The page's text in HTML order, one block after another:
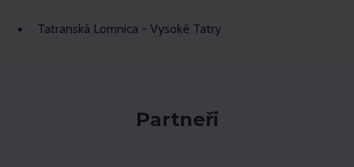
Tatranská Lomnica - Vysoké Tatry
Partneři